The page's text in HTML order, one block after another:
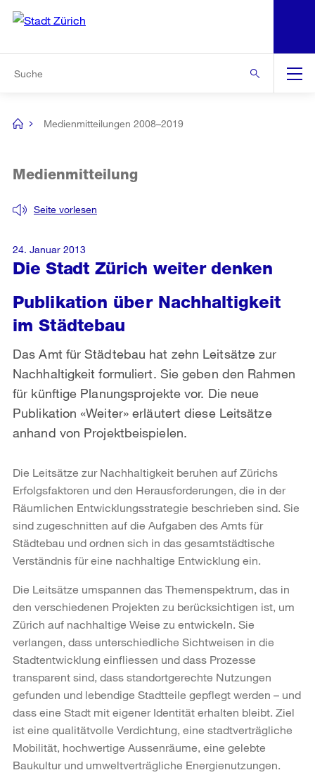
Navigation
[no
Medienmitteilungen 2008–2019
Die Stadt Zürich weiter denken
Seite vorlesen
Medienmitteilung
Publikation über Nachhaltigkeit
im Städtebau
Das Amt für Städtebau hat zehn Leitsätze zur
Nachhaltigkeit formuliert. Sie geben den Rahmen
für künftige Planungsprojekte vor. Die neue
Publikation «Weiter» erläutert diese Leitsätze
anhand von Projektbeispielen.
24. Januar 2013
Die Leitsätze zur Nachhaltigkeit beruhen auf Zürichs
Erfolgsfaktoren und den Herausforderungen, die in der
Räumlichen Entwicklungsstrategie beschrieben sind. Sie
sind zugeschnitten auf die Aufgaben des Amts für
Städtebau und ordnen sich in das gesamtstädtische
Verständnis für eine nachhaltige Entwicklung ein.
Die Leitsätze umspannen das Themenspektrum, das in
den verschiedenen Projekten zu berücksichtigen ist, um
Zürich auf nachhaltige Weise zu entwickeln. Sie
verlangen, dass unterschiedliche Sichtweisen in die
Stadtentwicklung einfliessen und dass Prozesse
transparent sind, dass standortgerechte Nutzungen
gefunden und lebendige Stadtteile gepflegt werden – und
dass eine Stadt mit eigener Identität erhalten bleibt. Ziel
ist eine qualitätvolle Verdichtung, eine stadtverträgliche
Mobilität, hochwertige Aussenräume, eine gelebte
Baukultur und umweltverträgliche Energienutzungen.